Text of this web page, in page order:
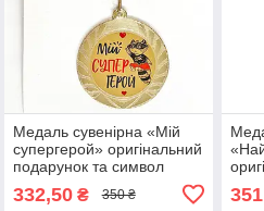
Медаль сувенірна «Мій
супергерой» оригінальний
подарунок та символ
332,50₴ 350 ₴